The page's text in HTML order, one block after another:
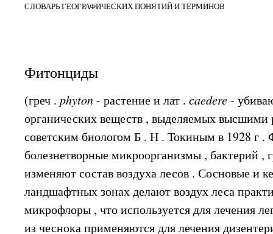
СЛОВАРЬ ГЕОГРАФИЧЕСКИХ ПОНЯТИЙ И ТЕРМИНОВ
Фитонциды
(греч .phyton- растение и лат .сaedere-
органических веществ , выделяемых
советским биологом Б . Н . Токиным в 1928 г .
болезнетворные микроорганизмы , бактерий ,
изменяют состав воздуха лесов . Сосновые и
ландшафтных зонах делают воздух леса
микрофлоры , что используется для лечения
из чеснока применяются для лечения